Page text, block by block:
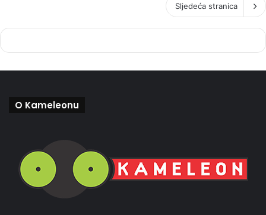
Sljedeća stranica
O Kameleonu